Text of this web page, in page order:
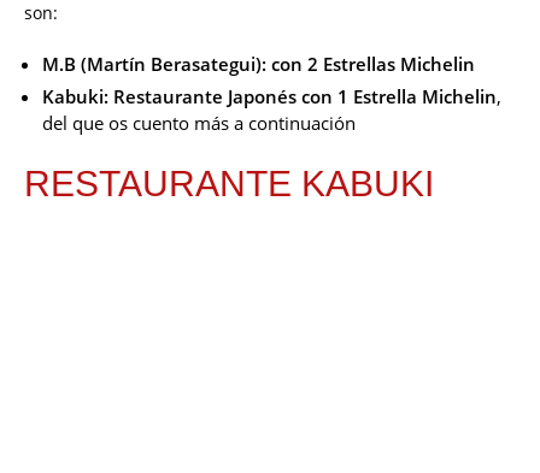
son:
M.B (Martín Berasategui): con 2 Estrellas Michelin
Kabuki: Restaurante Japonés con 1 Estrella Michelin,
del que os cuento más a continuación
RESTAURANTE KABUKI